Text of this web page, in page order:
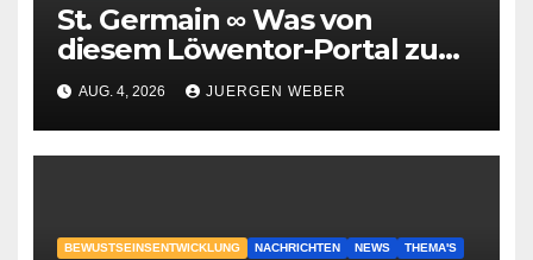
St. Germain ∞ Was von
diesem Löwentor-Portal zu
erwarten ist
AUG. 4, 2026 JUERGEN WEBER
BEWUSTSEINSENTWICKLUNG NACHRICHTEN NEWS THEMA'S